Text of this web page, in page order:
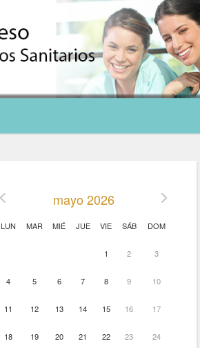
mayo 2026
LUN MAR MIÉ JUE VIE SÁB DOM
1 2 3
4 5 6 7 8 9 10
11 12 13 14 15 16 17
18 19 20 21 22 23 24